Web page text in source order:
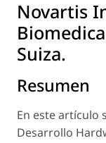
Novartis
Suiza.
Resumen
En este artículo
Desarrollo